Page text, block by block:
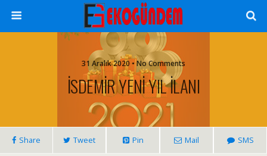
31 Aralık 2020 • No Comments
İSDEMİR YENİ YIL İLANI
Share Tweet Pin Mail SMS